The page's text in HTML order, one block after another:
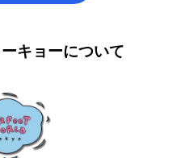
キョーについて